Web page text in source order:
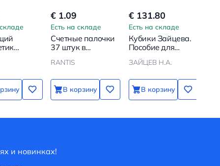
€ 1.09
Есть на складе
Счетные палочки
37 штук в
RANTIS
В корзину
€ 131.80
Есть на складе
Кубики Зайцева.
Пособие для
с двух лет
ЗАЙЦЕВ Н.А.
В корзину
и новинках!